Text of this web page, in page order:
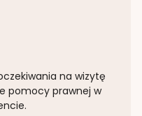
na wizytę
pomocy prawnej w